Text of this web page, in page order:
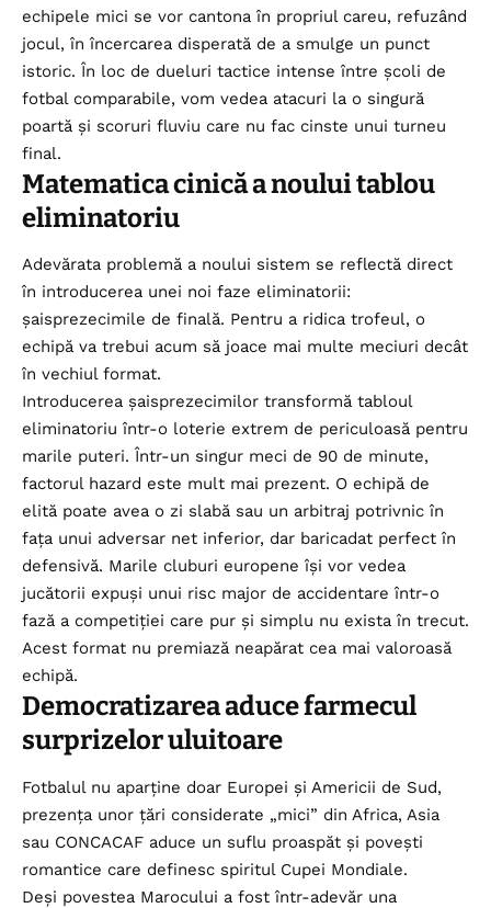
echipele mici se vor cantona în propriul careu, refuzând
jocul, în încercarea disperată de a smulge un punct
istoric. În loc de dueluri tactice intense între școli de
fotbal comparabile, vom vedea atacuri la o singură
poartă și scoruri fluviu care nu fac cinste unui turneu
final.
Matematica cinică a noului tablou
eliminatoriu
Adevărata problemă a noului sistem se reflectă direct
în introducerea unei noi faze eliminatorii:
șaisprezecimile de finală. Pentru a ridica trofeul, o
echipă va trebui acum să joace mai multe meciuri decât
în vechiul format.
Introducerea șaisprezecimilor transformă tabloul
eliminatoriu într-o loterie extrem de periculoasă pentru
marile puteri. Într-un singur meci de 90 de minute,
factorul hazard este mult mai prezent. O echipă de
elită poate avea o zi slabă sau un arbitraj potrivnic în
fața unui adversar net inferior, dar baricadat perfect în
defensivă. Marile cluburi europene își vor vedea
jucătorii expuși unui risc major de accidentare într-o
fază a competiției care pur și simplu nu exista în trecut.
Acest format nu premiază neapărat cea mai valoroasă
echipă.
Democratizarea aduce farmecul
surprizelor uluitoare
Fotbalul nu aparține doar Europei și Americii de Sud,
prezența unor țări considerate „mici” din Africa, Asia
sau CONCACAF aduce un suflu proaspăt și povești
romantice care definesc spiritul Cupei Mondiale.
Deși povestea Marocului a fost într-adevăr una